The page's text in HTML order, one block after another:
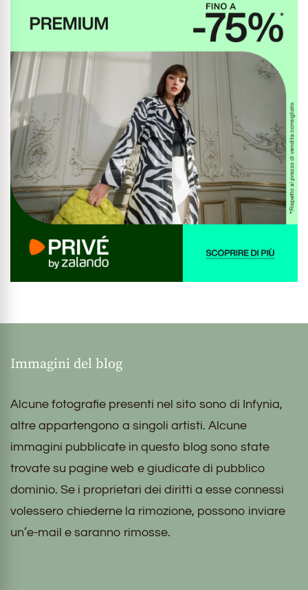
Immagini del blog
Alcune fotografie presenti nel sito sono di Infynia,
altre appartengono a singoli artisti. Alcune
immagini pubblicate in questo blog sono state
trovate su pagine web e giudicate di pubblico
dominio. Se i proprietari dei diritti a esse connessi
volessero chiederne la rimozione, possono inviare
un’e-mail e saranno rimosse.